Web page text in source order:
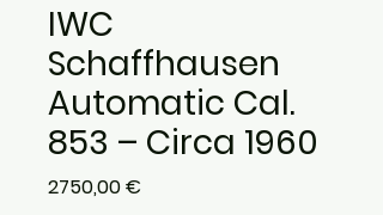
IWC
Schaffhausen
Automatic Cal.
853 – Circa 1960
2750,00 €